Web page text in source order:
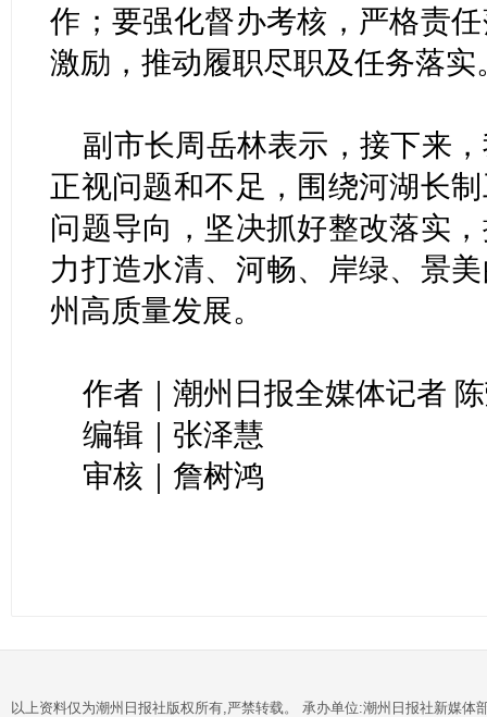
作；要强化督办考核，严格责
激励，推动履职尽职及任务落实
副市长周岳林表示，接下来
正视问题和不足，围绕河湖长
问题导向，坚决抓好整改落实
力打造水清、河畅、岸绿、景
州高质量发展。
作者｜潮州日报全媒体记者
编辑｜张泽慧
审核｜詹树鸿
以上资料仅为潮州日报社版权所有,严禁转载。 承办单位:潮州日报社新媒体